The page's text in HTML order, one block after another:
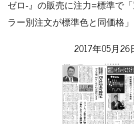
ゼロ-』の販売に注力=標準で
ラー別注文が標準色と同価格」
2017年05月26